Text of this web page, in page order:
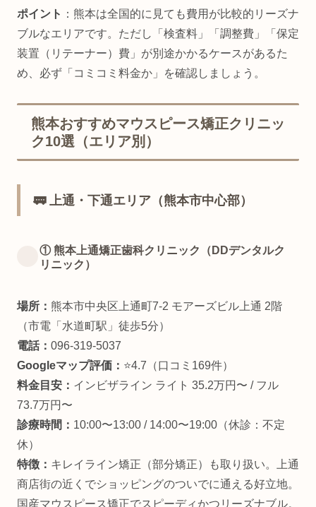
ポイント ：熊本は全国的に見ても費用が比較的リーズナ
ブルなエリアです。ただし「検査料」「調整費」「保定
装置（リテーナー）費」が別途かかるケースがあるた
め、必ず「コミコミ料金か」を確認しましょう。
熊本おすすめマウスピース矯正クリニッ
ク10選（エリア別）
🚃 上通・下通エリア（熊本市中心部）
① 熊本上通矯正歯科クリニック（DDデンタルク
リニック）
場所： 熊本市中央区上通町7-2 モアーズビル上通 2階
（市電「水道町駅」徒歩5分）
電話： 096-319-5037
Googleマップ評価： ⭐4.7（口コミ169件）
料金目安： インビザライン ライト 35.2万円〜 / フル
73.7万円〜
診療時間： 10:00〜13:00 / 14:00〜19:00（休診：不定
休）
特徴： キレイライン矯正（部分矯正）も取り扱い。上通
商店街の近くでショッピングのついでに通える好立地。
国産マウスピース矯正でスピーディかつリーズナブル。